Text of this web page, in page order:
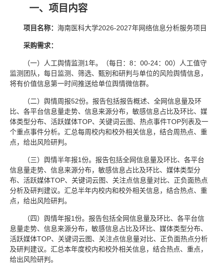
一、项目内容
项目名称： 海南医科大学2026-2027年网络信息分析服务项目
采购需求：
（一）人工舆情监测1年。（每日：8：00-24：00）人工值守
监测团队，每日监测、筛选、甄别和研判与单位的风险舆情信息，
将有价值信息第一时间推送给单位舆情微信群。
（二）舆情周报52份。报告包括报告概述、全网信息量及环
比、各平台信息量走势、信息来源分布，敏感信息占比及环比、媒
体类型分布、活跃媒体TOP、关键词云图、热点事件TOP列表及一
个重点事件分析。汇总每周校内和校外相关信息，结合周热点、重
点，给出风险研判。
（三）舆情半年报1份。报告包括全网信息量及环比、各平台
信息量走势、信息来源分布，敏感信息占比及环比、媒体类型分
布、活跃媒体TOP、关键词云图、关注点信息量对比、正负面热点
分析及研判建议。汇总半年内校内和校外相关信息，结合热点、重
点，给出风险研判。
（四）舆情年报1份。报告包括全网信息量及环比、各平台信
息量走势、信息来源分布，敏感信息占比及环比、媒体类型分布、
活跃媒体TOP、关键词云图、关注点信息量对比、正负面热点分析
及研判建议。汇总本年度校内和校外相关信息，结合热点、重点，
给出风险研判。